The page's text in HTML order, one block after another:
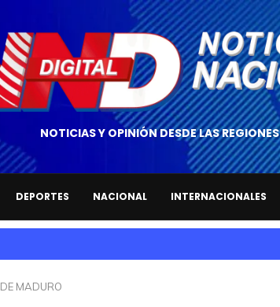
NOTICIAS Y OPINIÓN DESDE LAS REGIONES
DEPORTES NACIONAL INTERNACIONALES
MADURO